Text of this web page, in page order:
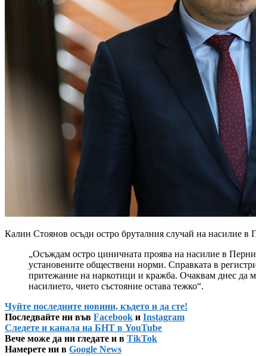
Калин Стоянов осъди остро бруталния случай на насилие в
„Осъждам остро циничната проява на насилие в
установените обществени норми. Справката в
притежание на наркотици и кражба. Очаквам днес да
насилието, чието състояние остава тежко“.
Чуйте последните новини, където и да сте!
Последвайте ни във Facebook и Instagram
Следете и канала на БНТ в YouTube
Вече може да ни гледате и в TikTok
Намерете ни в Google News